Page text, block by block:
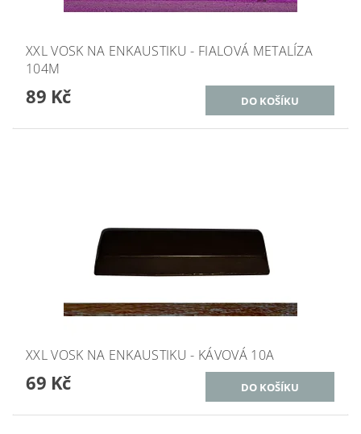
XXL VOSK NA ENKAUSTIKU - FIALOVÁ METALÍZA
104M
89 Kč
XXL VOSK NA ENKAUSTIKU - KÁVOVÁ 10A
69 Kč